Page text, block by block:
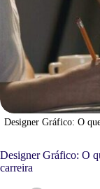
Designer Gráfico: O
Designer Gráfico: O
carreira